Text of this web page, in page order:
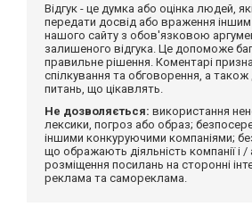
Відгук - це думка або оцінка людей,
передати досвід або враження
нашого сайту з обов'язковою
залишеного відгука. Це допоможе
правильне рішення. Коментарі
спілкування та обговорення, а
питань, що цікавлять.
Не дозволяється: використання
лексики, погроз або образ;
іншими конкуруючими компаніями;
що ображають діяльність компанії і /
розміщення посилань на сторонні
реклама та самореклама.